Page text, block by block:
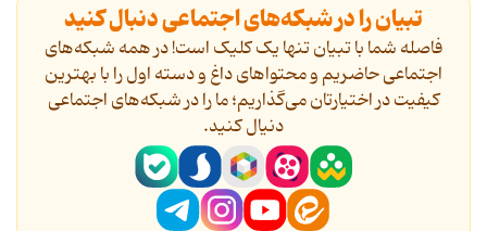
تبیان را در شبکه‌های اجتماعی دنبال کنید
فاصله شما با تبیان تنها یک کلیک است! در همه شبکه‌های
اجتماعی حاضریم و محتواهای داغ و دسته اول را با بهترین
کیفیت در اختیارتان می‌گذاریم؛ ما را در شبکه‌های اجتماعی
دنیال کنید.